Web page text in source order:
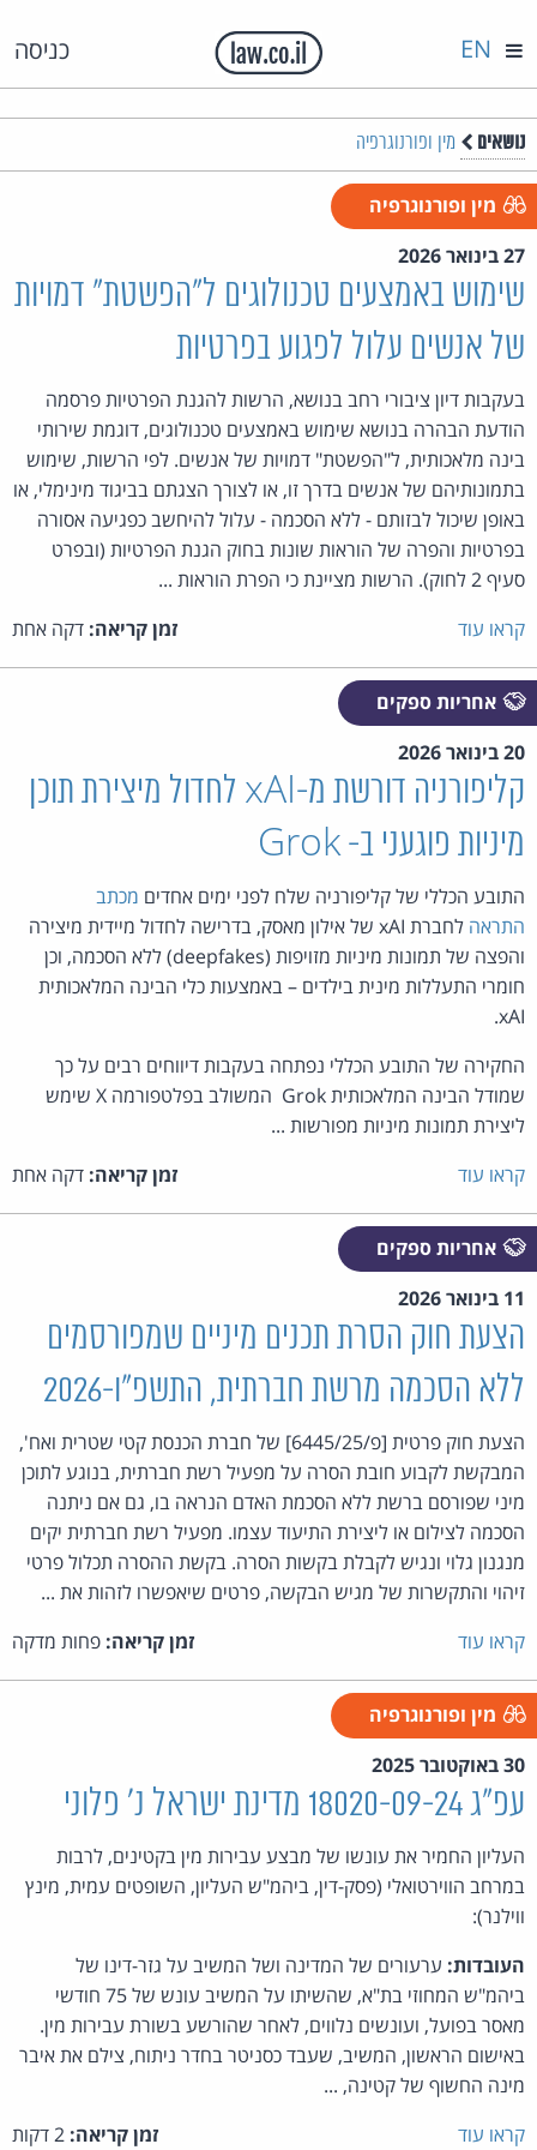
כניסה EN
נושאים מין ופורנוגרפיה
מין ופורנוגרפיה
27 בינואר 2026
שימוש באמצעים טכנולוגים ל"הפשטת" דמויות
של אנשים עלול לפגוע בפרטיות
בעקבות דיון ציבורי רחב בנושא, הרשות להגנת הפרטיות פרסמה
הודעת הבהרה בנושא שימוש באמצעים טכנולוגים, דוגמת שירותי
בינה מלאכותית, ל"הפשטת" דמויות של אנשים. לפי הרשות, שימוש
בתמונותיהם של אנשים בדרך זו, או לצורך הצגתם בביגוד מינימלי, או
באופן שיכול לבזותם - ללא הסכמה - עלול להיחשב כפגיעה אסורה
בפרטיות והפרה של הוראות שונות בחוק הגנת הפרטיות (ובפרט
סעיף 2 לחוק). הרשות מציינת כי הפרת הוראות ...
קראו עוד
זמן קריאה: דקה אחת
אחריות ספקים
20 בינואר 2026
קליפורניה דורשת מ-xAI לחדול מיצירת תוכן
מיניות פוגעני ב- Grok
התובע הכללי של קליפורניה שלח לפני ימים אחדים מכתב
התראה
לחברת xAI של אילון מאסק, בדרישה לחדול מיידית מיצירה
והפצה של תמונות מיניות מזויפות (deepfakes) ללא הסכמה, וכן
חומרי התעללות מינית בילדים – באמצעות כלי הבינה המלאכותית
xAI.
החקירה של התובע הכללי נפתחה בעקבות דיווחים רבים על כך
שמודל הבינה המלאכותית Grok המשולב בפלטפורמה X שימש
ליצירת תמונות מיניות מפורשות ...
קראו עוד
זמן קריאה: דקה אחת
אחריות ספקים
11 בינואר 2026
הצעת חוק הסרת תכנים מיניים שמפורסמים
ללא הסכמה מרשת חברתית, התשפ״ו-2026
הצעת חוק פרטית [פ/6445/25] של חברת הכנסת קטי שטרית ואח',
המבקשת לקבוע חובת הסרה על מפעיל רשת חברתית, בנוגע לתוכן
מיני שפורסם ברשת ללא הסכמת האדם הנראה בו, גם אם ניתנה
הסכמה לצילום או ליצירת התיעוד עצמו. מפעיל רשת חברתית יקים
מנגנון גלוי ונגיש לקבלת בקשות הסרה. בקשת ההסרה תכלול פרטי
זיהוי והתקשרות של מגיש הבקשה, פרטים שיאפשרו לזהות את ...
קראו עוד
זמן קריאה: פחות מדקה
מין ופורנוגרפיה
30 באוקטובר 2025
עפ"ג 18020-09-24 מדינת ישראל נ' פלוני
העליון החמיר את עונשו של מבצע עבירות מין בקטינים, לרבות
במרחב הווירטואלי (פסק-דין, ביהמ"ש העליון, השופטים עמית, מינץ
ווילנר):
העובדות: ערעורים של המדינה ושל המשיב על גזר-דינו של
ביהמ"ש המחוזי בת"א, שהשיתו על המשיב עונש של 75 חודשי
מאסר בפועל, ועונשים נלווים, לאחר שהורשע בשורת עבירות מין.
באישום הראשון, המשיב, שעבד כסניטר בחדר ניתוח, צילם את איבר
מינה החשוף של קטינה, ...
קראו עוד
זמן קריאה: